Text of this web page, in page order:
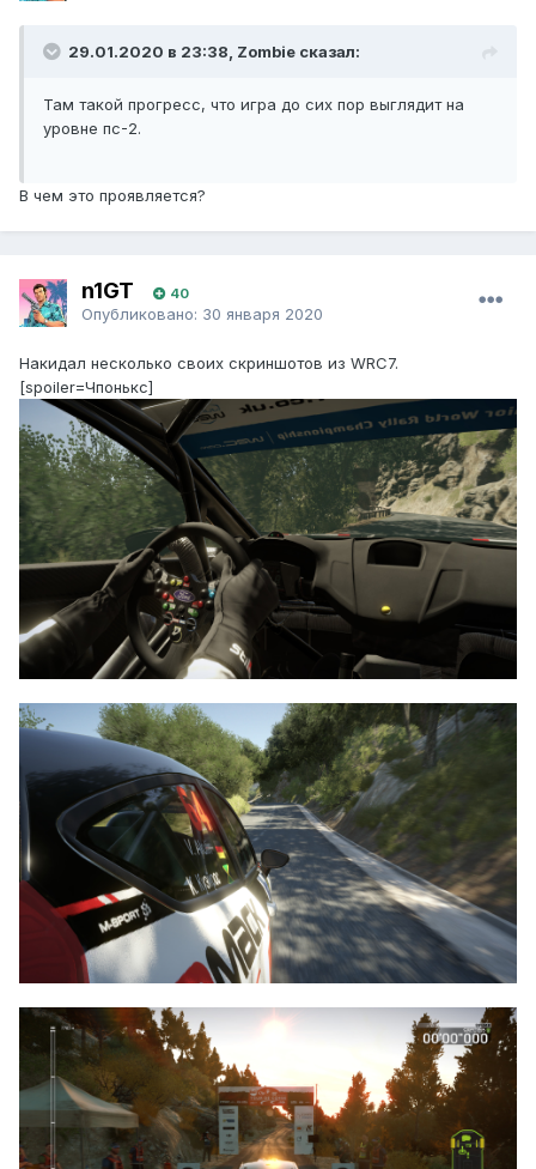
29.01.2020 в 23:38, Zombie сказал:
Там такой прогресс, что игра до сих пор выглядит на
уровне пс-2.
В чем это проявляется?
n1GT 40
Опубликовано: 30 января 2020
Накидал несколько своих скриншотов из WRC7.
[spoiler=Чпонькс]